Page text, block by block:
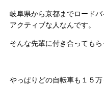
岐阜県から京都までロード
アクティブな人なんです。
そんな先輩に付き合っても
やっぱりどの自転車も１５